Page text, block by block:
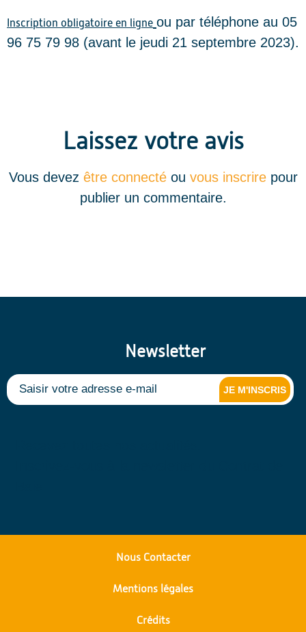
Inscription obligatoire en ligne ou par téléphone au 05
96 75 79 98 (avant le jeudi 21 septembre 2023).
Laissez votre avis
Vous devez être connectéou vous inscrirepour
publier un commentaire.
Newsletter
JE M'INSCRIS
Nous Contacter
Mentions légales
Crédits